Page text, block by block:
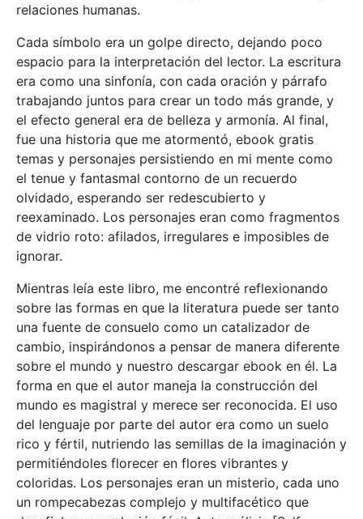
relaciones humanas.
Cada símbolo era un golpe directo, dejando poco
espacio para la interpretación del lector. La escritura
era como una sinfonía, con cada oración y párrafo
trabajando juntos para crear un todo más grande, y
el efecto general era de belleza y armonía. Al final,
fue una historia que me atormentó, ebook gratis
temas y personajes persistiendo en mi mente como
el tenue y fantasmal contorno de un recuerdo
olvidado, esperando ser redescubierto y
reexaminado. Los personajes eran como fragmentos
de vidrio roto: afilados, irregulares e imposibles de
ignorar.
Mientras leía este libro, me encontré reflexionando
sobre las formas en que la literatura puede ser tanto
una fuente de consuelo como un catalizador de
cambio, inspirándonos a pensar de manera diferente
sobre el mundo y nuestro descargar ebook en él. La
forma en que el autor maneja la construcción del
mundo es magistral y merece ser reconocida. El uso
del lenguaje por parte del autor era como un suelo
rico y fértil, nutriendo las semillas de la imaginación y
permitiéndoles florecer en flores vibrantes y
coloridas. Los personajes eran un misterio, cada uno
un rompecabezas complejo y multifacético que